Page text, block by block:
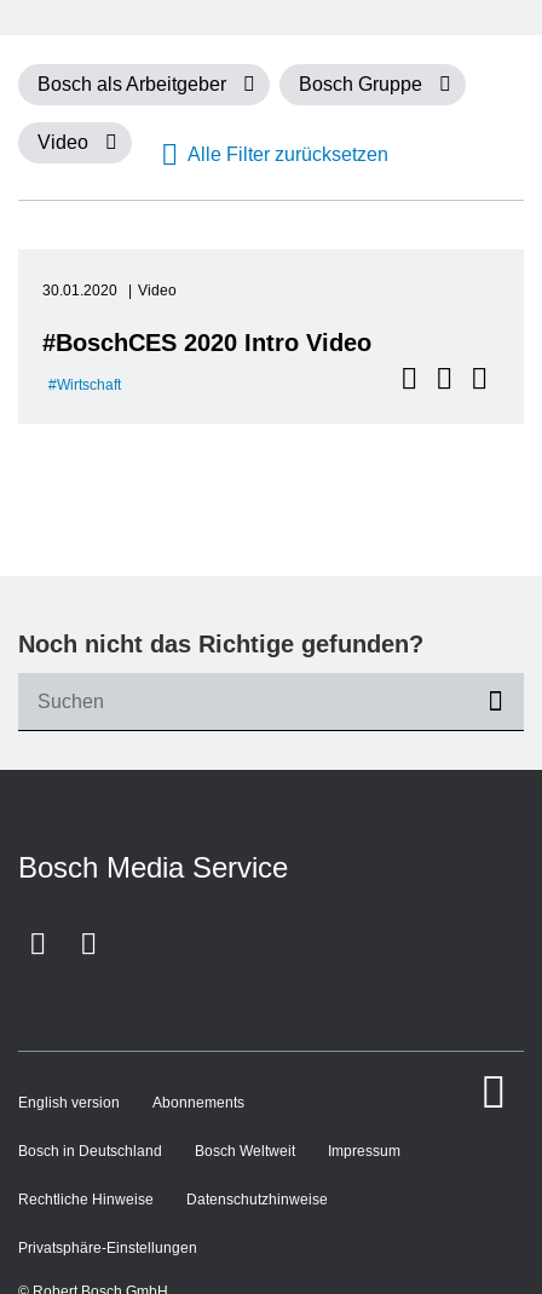
Bosch als Arbeitgeber Bosch Gruppe
Video
Alle Filter zurücksetzen
30.01.2020 Video
#BoschCES 2020 Intro Video
Wirtschaft
Noch nicht das Richtige gefunden?
Bosch Media Service
English version Abonnements
Bosch in Deutschland Bosch Weltweit Impressum
Rechtliche Hinweise Datenschutzhinweise
Privatsphäre-Einstellungen